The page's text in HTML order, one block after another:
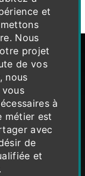
et
Nous
projet
de vos
, nous
à
métier est
avec
de
et